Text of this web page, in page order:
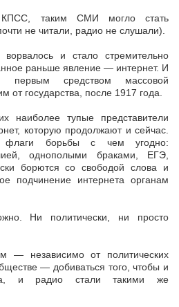
КПСС, таким СМИ могло стать
не читали, радио не слушали).
и стало стремительно
раньше явление — интернет. И
первым средством массовой
от государства, после 1917 года.
наиболее тупые представители
которую продолжают и сейчас.
флаги борьбы с чем угодно:
однополыми браками, ЕГЭ,
борются со свободой слова и
подчинение интернета органам
Ни политически, ни просто
— независимо от политических
— добиваться того, чтобы и
и радио стали такими же